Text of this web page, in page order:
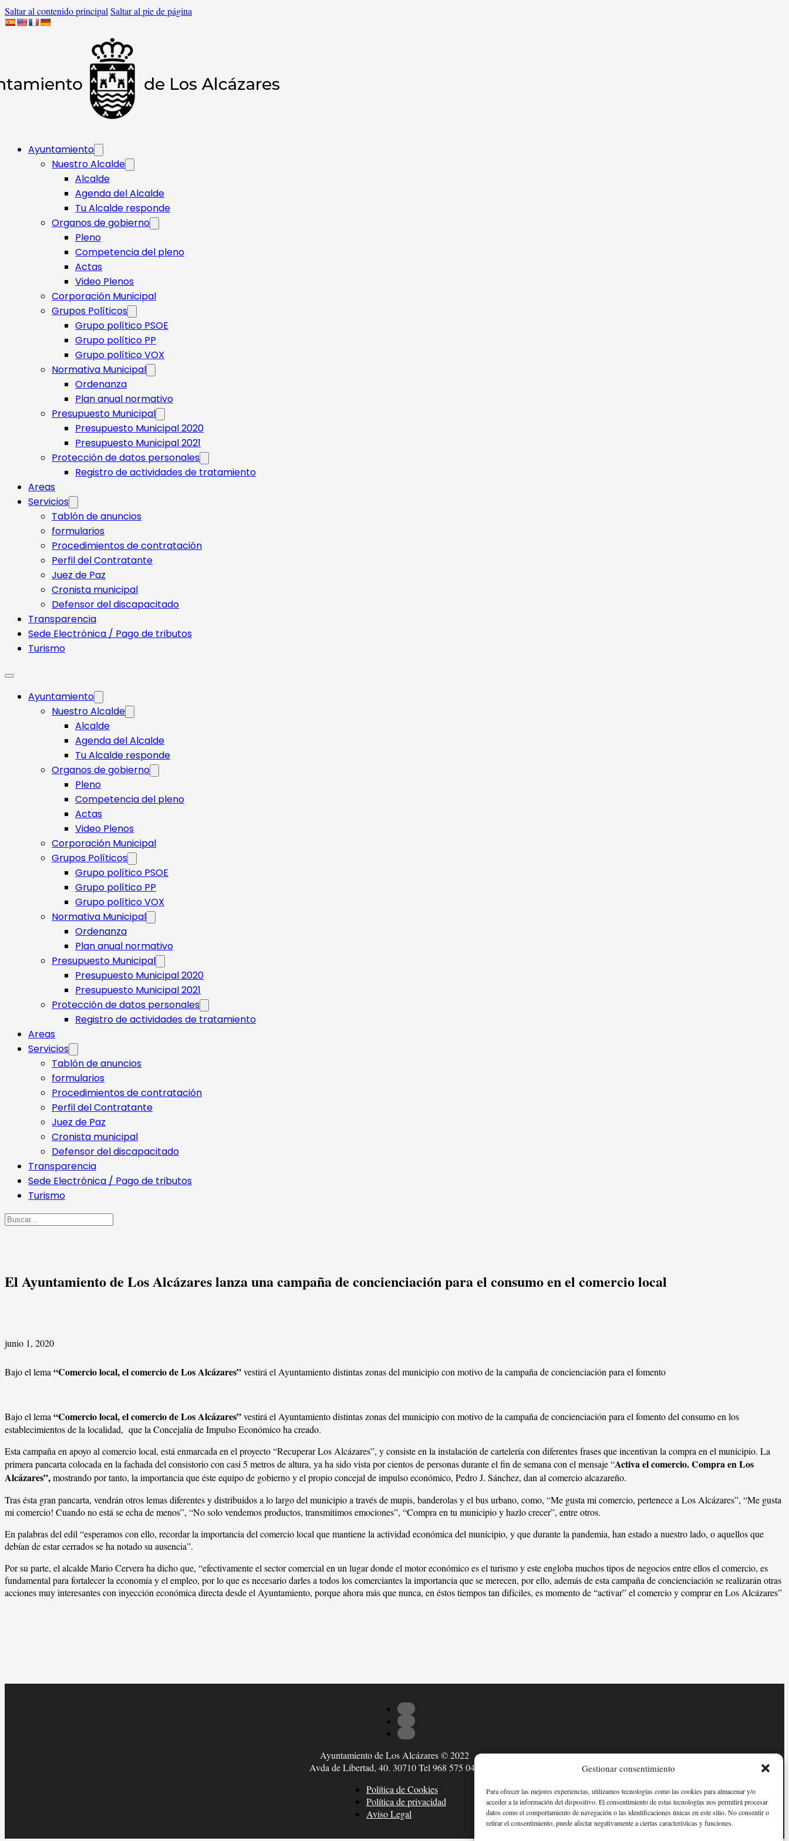
Gestionar consentimiento
Para ofrecer las mejores experiencias, utilizamos tecnologías como las cookies para almacenar y/o
acceder a la información del dispositivo. El consentimiento de estas tecnologías nos permitirá procesar
datos como el comportamiento de navegación o las identificaciones únicas en este sitio. No consentir o
retirar el consentimiento, puede afectar negativamente a ciertas características y funciones.
Saltar al contenido principal Saltar al pie de página
Ayuntamiento
Nuestro Alcalde
Alcalde
Agenda del Alcalde
Tu Alcalde responde​
Organos de gobierno
Pleno
Competencia del pleno
Actas
Video Plenos
Corporación Municipal
Grupos Políticos
Grupo político PSOE
Grupo político PP
Grupo político VOX
Normativa Municipal
Ordenanza
Plan anual normativo
Presupuesto Municipal
Presupuesto Municipal 2020
Presupuesto Municipal 2021
Protección de datos personales
Registro de actividades de tratamiento
Areas
Servicios
Tablón de anuncios
formularios
Procedimientos de contratación
Perfil del Contratante
Juez de Paz
Cronista municipal
Defensor del discapacitado
Transparencia
Sede Electrónica / Pago de tributos
Turismo
Ayuntamiento
Nuestro Alcalde
Alcalde
Agenda del Alcalde
Tu Alcalde responde​
Organos de gobierno
Pleno
Competencia del pleno
Actas
Video Plenos
Corporación Municipal
Grupos Políticos
Grupo político PSOE
Grupo político PP
Grupo político VOX
Normativa Municipal
Ordenanza
Plan anual normativo
Presupuesto Municipal
Presupuesto Municipal 2020
Presupuesto Municipal 2021
Protección de datos personales
Registro de actividades de tratamiento
Areas
Servicios
Tablón de anuncios
formularios
Procedimientos de contratación
Perfil del Contratante
Juez de Paz
Cronista municipal
Defensor del discapacitado
Transparencia
Sede Electrónica / Pago de tributos
Turismo
Buscar
El Ayuntamiento de Los Alcázares lanza una campaña de concienciación para el consumo en el comercio local
junio 1, 2020
Bajo el lema “Comercio local, el comercio de Los Alcázares”vestirá el Ayuntamiento distintas zonas del municipio con motivo de la campaña de concienciación para el fomento
Bajo el lema “Comercio local, el comercio de Los Alcázares”vestirá el Ayuntamiento distintas zonas del municipio con motivo de la campaña de concienciación para el fomento del consumo en los
establecimientos de la localidad, que la Concejalía de Impulso Económico ha creado.
Esta campaña en apoyo al comercio local, está enmarcada en el proyecto “Recuperar Los Alcázares”, y consiste en la instalación de cartelería con diferentes frases que incentivan la compra en el municipio. La
primera pancarta colocada en la fachada del consistorio con casi 5 metros de altura, ya ha sido vista por cientos de personas durante el fin de semana con el mensaje “Activa el comercio. Compra en Los
Alcázares”,mostrando por tanto, la importancia que éste equipo de gobierno y el propio concejal de impulso económico, Pedro J. Sánchez, dan al comercio alcazareño.
Tras ésta gran pancarta, vendrán otros lemas diferentes y distribuidos a lo largo del municipio a través de mupis, banderolas y el bus urbano, como, “Me gusta mi comercio, pertenece a Los Alcázares”, “Me gusta
mi comercio! Cuando no está se echa de menos”, “No solo vendemos productos, transmitimos emociones”, “Compra en tu municipio y hazlo crecer”, entre otros.
En palabras del edil “esperamos con ello, recordar la importancia del comercio local que mantiene la actividad económica del municipio, y que durante la pandemia, han estado a nuestro lado, o aquellos que
debían de estar cerrados se ha notado su ausencia”.
Por su parte, el alcalde Mario Cervera ha dicho que, “efectivamente el sector comercial en un lugar donde el motor económico es el turismo y este engloba muchos tipos de negocios entre ellos el comercio, es
fundamental para fortalecer la economía y el empleo, por lo que es necesario darles a todos los comerciantes la importancia que se merecen, por ello, además de esta campaña de concienciación se realizarán otras
acciones muy interesantes con inyección económica directa desde el Ayuntamiento, porque ahora más que nunca, en éstos tiempos tan difíciles, es momento de “activar” el comercio y comprar en Los Alcázares”
Ayuntamiento de Los Alcázares © 2022
Avda de Libertad, 40. 30710 Tel 968 575 047
Política de Cookies
Política de privacidad
Aviso Legal